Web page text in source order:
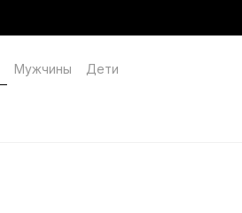
Мужчины Дети